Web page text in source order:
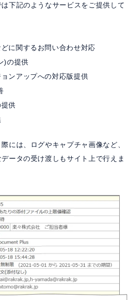
採用情報
下記のようなサービスをご提供して
に関するお問い合わせ対応
)の提供
ンアップへの対応版提供
供
には、ログやキャプチャ画像など、
ータの受け渡しもサイト上で行えま